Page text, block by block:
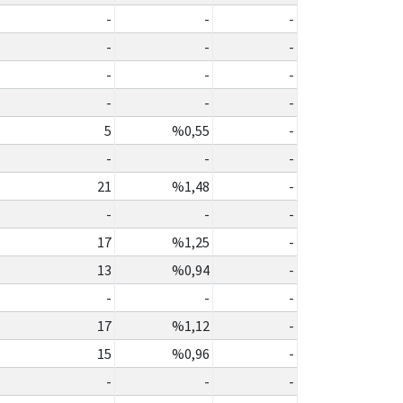
-
-
-
-
-
-
-
-
-
-
-
-
5
%0,55
-
-
-
-
21
%1,48
-
-
-
-
17
%1,25
-
13
%0,94
-
-
-
-
17
%1,12
-
15
%0,96
-
-
-
-